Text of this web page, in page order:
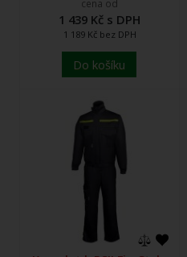
cena od
1 439 Kč s DPH
1 189 Kč bez DPH
Do košíku